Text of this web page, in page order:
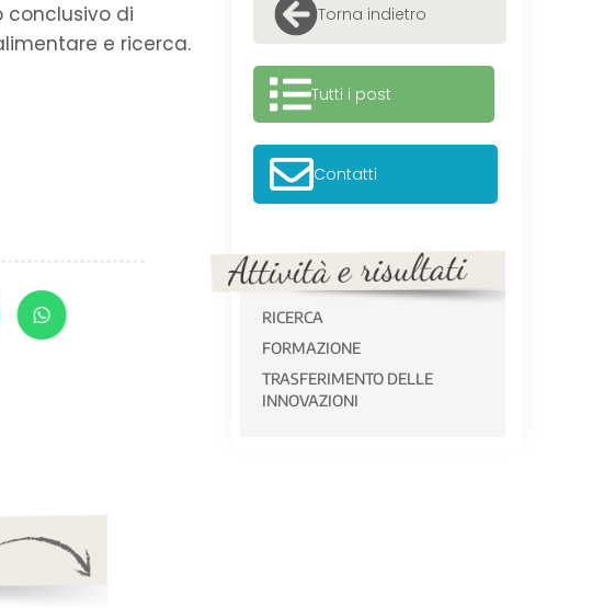
conclusivo di
e ricerca.
Torna indietro
Tutti i post
Contatti
RICERCA
FORMAZIONE
TRASFERIMENTO DELLE
INNOVAZIONI